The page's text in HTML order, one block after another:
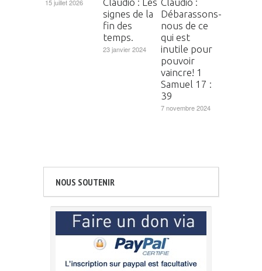
15 juillet 2026
signes de la
fin des
temps.
23 janvier 2024
Débarassons-
nous de ce
qui est
inutile pour
pouvoir
vaincre! 1
Samuel 17 :
39
7 novembre 2024
NOUS SOUTENIR